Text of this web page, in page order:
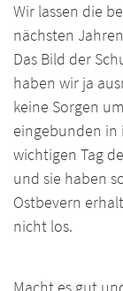
Wir lassen die
nächsten
Das Bild der
haben wir ja
keine Sorgen
eingebunden in
wichtigen Tag
und sie haben
Ostbevern
nicht los.